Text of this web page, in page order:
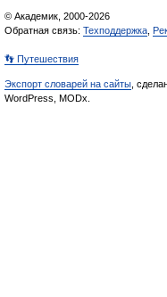
© Академик, 2000-2026
Обратная связь: Техподдержка
👣 Путешествия
Экспорт словарей на сайты ,
WordPress, MODx.